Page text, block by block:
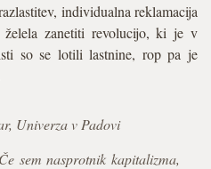
individualna reklamacija
zanetiti revolucijo, ki je v
so se lotili lastnine, rop pa je
Univerza v Padovi
sem nasprotnik kapitalizma,